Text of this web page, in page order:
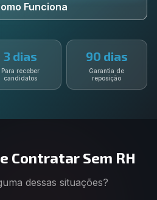
Funciona
3 dias
Para receber
candidatos
90 dias
Garantia de
reposição
Contratar Sem RH
dessas situações?